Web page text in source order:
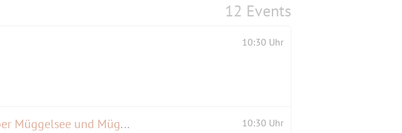
12 Events
10:30 Uhr
E-Bike Tour (53km) Sonntag - ab/bis Tempelhofer Feld (über Müggelsee und Müggelberge) 10:30 Uhr